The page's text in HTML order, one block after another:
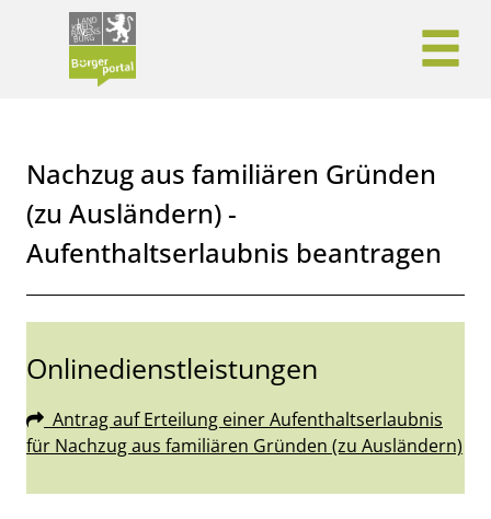
Zum Hauptinhalt springen
Zum Header
Zum Hauptinhalt
Zum Footer
Nachzug aus familiären Gründen
(zu Ausländern) -
Aufenthaltserlaubnis beantragen
Kurzbeschreibung
Onlinedienstleistungen
Antrag auf Erteilung einer Aufenthaltserlaubnis
für Nachzug aus familiären Gründen (zu Ausländern)